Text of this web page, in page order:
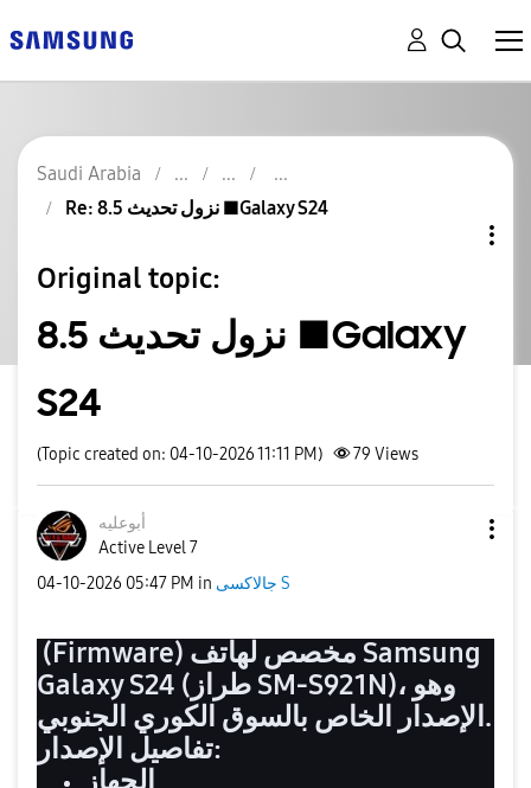
Saudi Arabia
Re: نزول تحديث 8.5 ■Galaxy S24
Original topic:
نزول تحديث 8.5 ■Galaxy
S24
(Topic created on: 04-10-2026 11:11 PM) 79 Views
أبوعليه
Active Level 7
‎04-10-2026 05:47 PM in جالاكسى S
(Firmware) مخصص لهاتف Samsung
Galaxy S24 (طراز SM-S921N)، وهو
الإصدار الخاص بالسوق الكوري الجنوبي.
تفاصيل الإصدار: